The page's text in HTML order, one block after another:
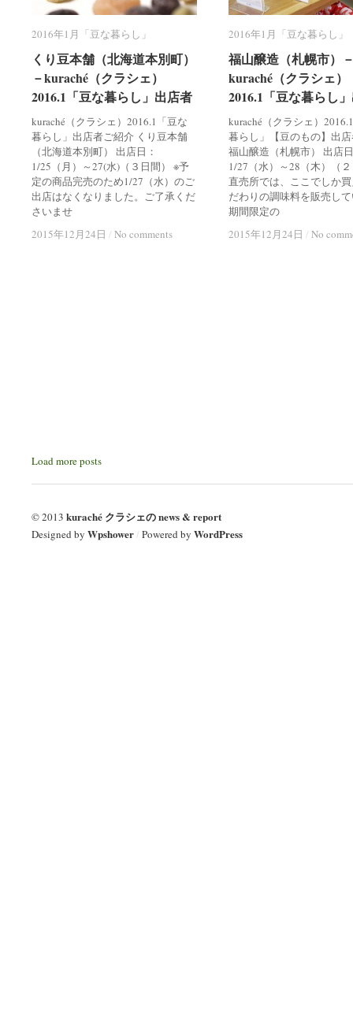
2016年1月「豆な暮らし」
くり豆本舗（北海道本別町）
－kuraché（クラシェ）
2016.1「豆な暮らし」出店者
kuraché（クラシェ）2016.1「豆な
暮らし」出店者ご紹介 くり豆本舗
（北海道本別町） 出店日：
1/25（月）～27(水)（３日間） ※予
定の商品完売のため1/27（水）のご
出店はなくなりました。ご了承くだ
さいませ
2015年12月24日 / No comments
2016年1月「豆な暮らし」
くり豆本舗（北海道本別町）
－kuraché（クラシェ）
2016.1「豆な暮らし」出店者
2015年12月24日 / No comments
2016年1月「豆な暮らし」
福山醸造（札幌市）
kuraché（クラシェ）
2016.1「豆な暮らし
kuraché（クラシェ）
暮らし」【豆のもの】出
福山醸造（札幌市） 出店
1/27（水）～28（木）（
直売所では、ここでしか
だわりの調味料を販売し
期間限定の
2015年12月24日 / No
2016年1月「豆な暮らし」
福山醸造（札幌市）
kuraché（クラシェ）
2016.1「豆な暮らし
2015年12月24日 / No
Load more posts
© 2013 kuraché クラシェの news & report
Designed by Wpshower/ Powered by WordPress